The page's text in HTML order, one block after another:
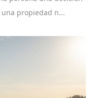
propiedad n...